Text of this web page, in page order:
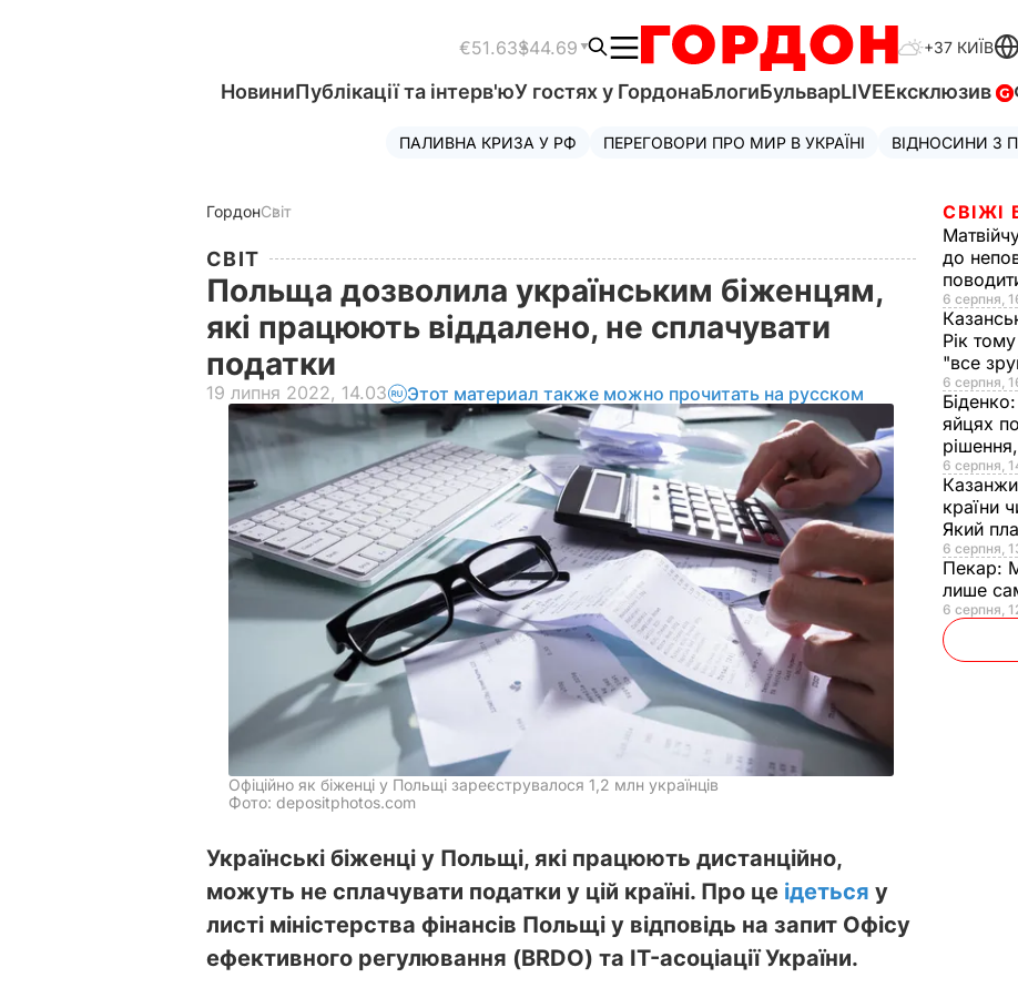
€51.63$44.69 +37 КИЇВ
НовиниПублікації та інтерв'юУ гостях у ГордонаБлогиБульварLIVEЕксклюзив
ПАЛИВНА КРИЗА У РФ ПЕРЕГОВОРИ ПРО МИР В УКРАЇНІ ВІДНОСИНИ З
ГордонСвіт
СВІТ
Польща дозволила українським біженцям,
які працюють віддалено, не сплачувати
податки
19 липня 2022, 14.03 Этот материал также можно прочитать на русском
Офіційно як біженці у Польщі зареєструвалося 1,2 млн українців
Фото: depositphotos.com
Українські біженці у Польщі, які працюють дистанційно,
можуть не сплачувати податки у цій країні. Про це ідеться у
листі міністерства фінансів Польщі у відповідь на запит Офісу
ефективного регулювання (BRDO) та IT-асоціації України.
СВІЖІ
до
6 серпня,
Рік
"все
6 серпня,
Біденко:
яйцях
6 серпня,
країни
Який
6 серпня,
Пекар:
лише
6 серпня,